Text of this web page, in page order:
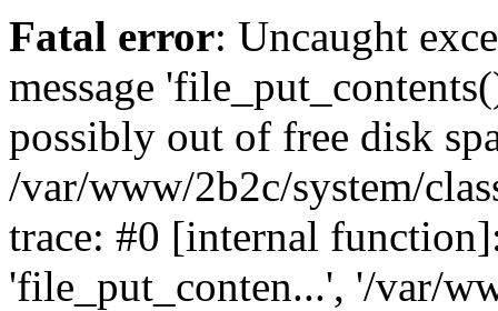
Fatal error: Uncaught
message
possibly out of free disk
/var/www/2b2c/system/
trace: #0 [internal
'file_put_conten...', '/var/